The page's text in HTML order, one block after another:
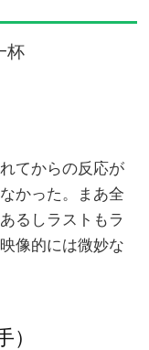
杯
てからの反応が
かった。まあ全
るしラストもラ
像的には微妙な
）